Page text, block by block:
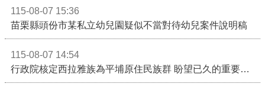
115-08-07 15:36
苗栗縣頭份市某私立幼兒園疑似不當對待幼兒案件說明稿
115-08-07 14:54
行政院核定西拉雅族為平埔原住民族群 盼望已久的重要時刻到來！8月13日起受理民族成員名冊登記